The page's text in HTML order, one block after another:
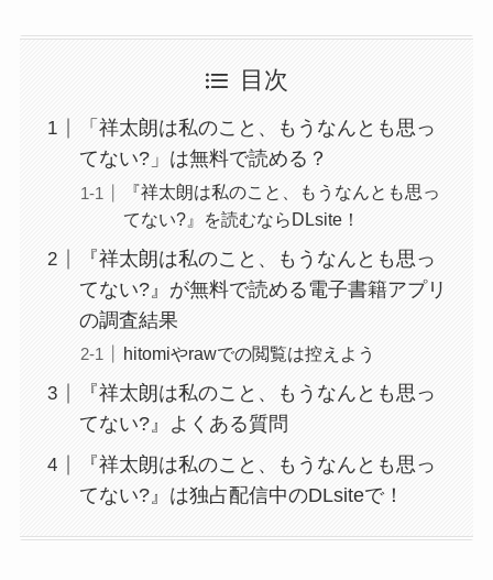
目次
「祥太朗は私のこと、もうなんとも思っ
てない?」は無料で読める？
『祥太朗は私のこと、もうなんとも思っ
てない?』を読むならDLsite！
『祥太朗は私のこと、もうなんとも思っ
てない?』が無料で読める電子書籍アプリ
の調査結果
hitomiやrawでの閲覧は控えよう
『祥太朗は私のこと、もうなんとも思っ
てない?』よくある質問
『祥太朗は私のこと、もうなんとも思っ
てない?』は独占配信中のDLsiteで！